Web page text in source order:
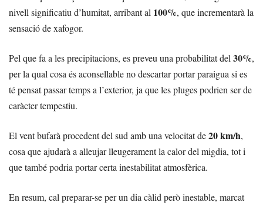
nivell significatiu d’humitat, arribant al 100%, que incrementarà la
sensació de xafogor.
Pel que fa a les precipitacions, es preveu una probabilitat del30%,
per la qual cosa és aconsellable no descartar portar paraigua si es
té pensat passar temps a l’exterior, ja que les pluges podrien ser de
caràcter tempestiu.
El vent bufarà procedent del sud amb una velocitat de20 km/h,
cosa que ajudarà a alleujar lleugerament la calor del migdia, tot i
que també podria portar certa inestabilitat atmosfèrica.
En resum, cal preparar-se per un dia càlid però inestable, marcat